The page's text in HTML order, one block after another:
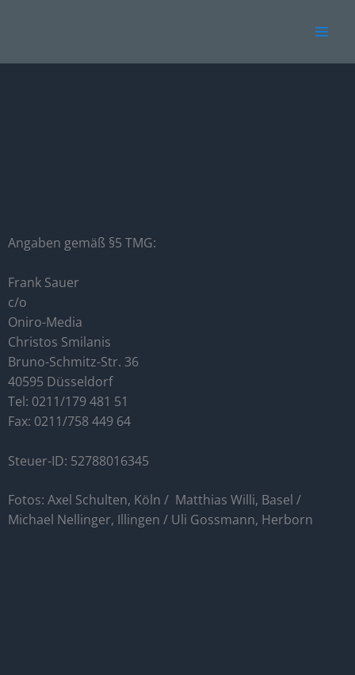
Angaben gemäß §5 TMG:
Frank Sauer
c/o
Oniro-Media
Christos Smilanis
Bruno-Schmitz-Str. 36
40595 Düsseldorf
Tel: 0211/179 481 51
Fax: 0211/758 449 64
Steuer-ID: 52788016345
Fotos: Axel Schulten, Köln / Matthias Willi, Basel /
Michael Nellinger, Illingen / Uli Gossmann, Herborn